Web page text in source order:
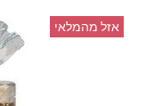
אזל מהמלאי